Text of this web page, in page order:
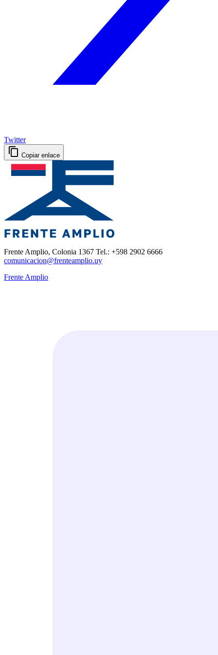
Twitter
Copiar enlace
Frente Amplio, Colonia 1367 Tel.: +598 2902 6666
comunicacion@frenteamplio.uy
Frente Amplio